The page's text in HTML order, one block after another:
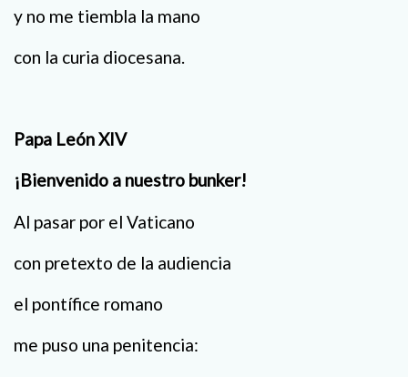
y no me tiembla la mano
con la curia diocesana.
Papa León XIV
¡Bienvenido a nuestro bunker!
Al pasar por el Vaticano
con pretexto de la audiencia
el pontífice romano
me puso una penitencia: